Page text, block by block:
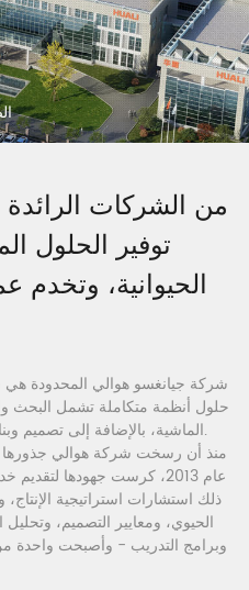
توفير الحلول
الحيوانية، وتخدم
شركة جيانغسو هوالي المحدودة هي
حلول أنظمة متكاملة تشمل البحث
الماشية، بالإضافة إلى تصميم وبناء وخدمة المشاريع الهندسية الجاهزة.
منذ أن رسخت شركة هوالي
عام 2013، كرست جهودها
ذلك استشارات استراتيجية
الحيوي، ومعايير التصميم، وتحليل
وبرامج التدريب - وأصبحت واحدة